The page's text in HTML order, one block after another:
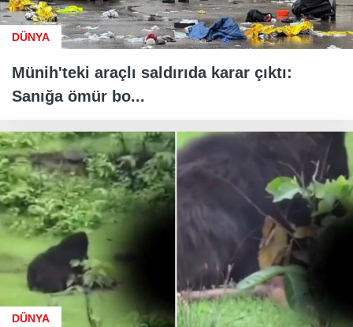
DÜNYA
Münih'teki araçlı saldırıda karar çıktı:
Sanığa ömür bo...
DÜNYA